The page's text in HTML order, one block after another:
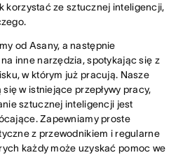
korzystać ze sztucznej inteligencji,
od Asany, a następnie
inne narzędzia, spotykając się z
w którym już pracują. Nasze
w istniejące przepływy pracy,
sztucznej inteligencji jest
Zapewniamy proste
z przewodnikiem i regularne
każdy może uzyskać pomoc we